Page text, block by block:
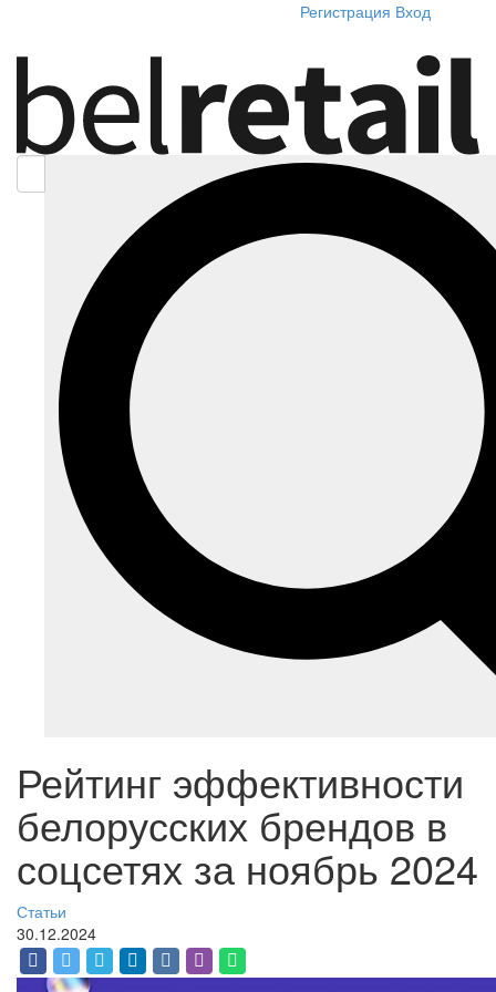
Регистрация Вход
Рейтинг эффективности
белорусских брендов в
соцсетях за ноябрь 2024
Статьи
30.12.2024